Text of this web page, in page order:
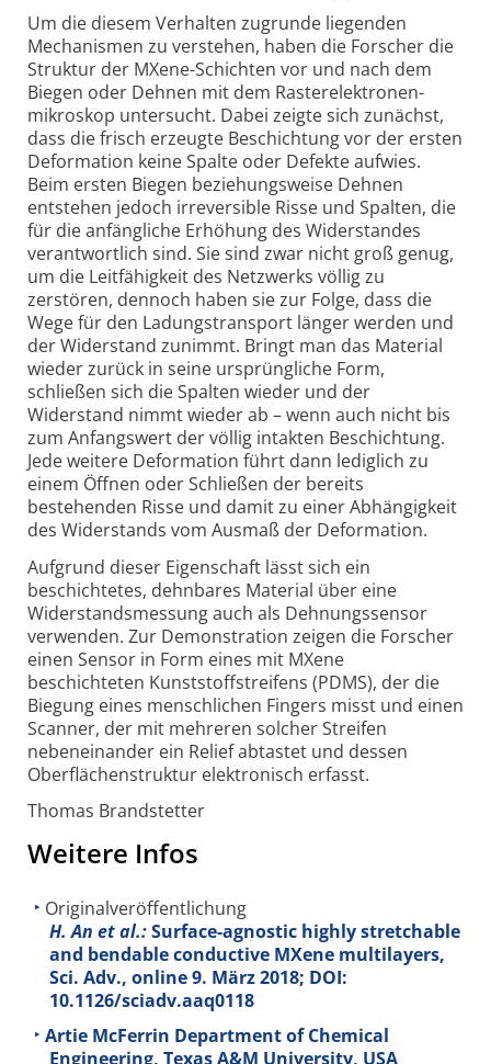
Um die diesem Verhalten zugrunde liegenden
Mechanismen zu verstehen, haben die Forscher die
Struktur der MXene-Schichten vor und nach dem
Biegen oder Dehnen mit dem Raster­elektronen­
mikroskop untersucht. Dabei zeigte sich zunächst,
dass die frisch erzeugte Beschichtung vor der ersten
Deformation keine Spalte oder Defekte aufwies.
Beim ersten Biegen beziehungsweise Dehnen
entstehen jedoch irreversible Risse und Spalten, die
für die anfängliche Erhöhung des Widerstandes
verantwortlich sind. Sie sind zwar nicht groß genug,
um die Leit­fähigkeit des Netzwerks völlig zu
zerstören, dennoch haben sie zur Folge, dass die
Wege für den Ladungs­transport länger werden und
der Widerstand zunimmt. Bringt man das Material
wieder zurück in seine ursprüngliche Form,
schließen sich die Spalten wieder und der
Widerstand nimmt wieder ab – wenn auch nicht bis
zum Anfangswert der völlig intakten Beschichtung.
Jede weitere Deformation führt dann lediglich zu
einem Öffnen oder Schließen der bereits
bestehenden Risse und damit zu einer Abhängigkeit
des Widerstands vom Ausmaß der Deformation.
Aufgrund dieser Eigenschaft lässt sich ein
beschichtetes, dehnbares Material über eine
Widerstandsmessung auch als Dehnungs­sensor
verwenden. Zur Demonstration zeigen die Forscher
einen Sensor in Form eines mit MXene
beschichteten Kunststoff­streifens (PDMS), der die
Biegung eines menschlichen Fingers misst und einen
Scanner, der mit mehreren solcher Streifen
nebeneinander ein Relief abtastet und dessen
Oberflächen­struktur elektronisch erfasst.
Thomas Brandstetter
Weitere Infos
Originalveröffentlichung
H. An et al.:Surface-agnostic highly stretchable
and bendable conductive MXene multilayers,
Sci. Adv., online 9. März 2018; DOI:
10.1126/sciadv.aaq0118
Artie McFerrin Department of Chemical
Engineering, Texas A&M University, USA